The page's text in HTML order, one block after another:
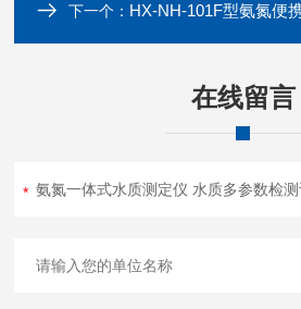
下一个： HX-NH-101F型氨氮便携式水质
在线留言